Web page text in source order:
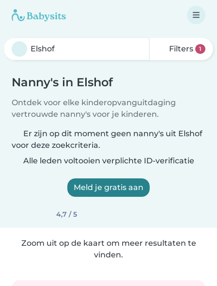
Filters 1
Nanny's in Elshof
Ontdek voor elke kinderopvanguitdaging
vertrouwde nanny's voor je kinderen.
Er zijn op dit moment geen nanny's uit Elshof
voor deze zoekcriteria.
Alle leden voltooien verplichte ID-verificatie
Meld je gratis aan
4,7 / 5
Zoom uit op de kaart om meer resultaten te
vinden.